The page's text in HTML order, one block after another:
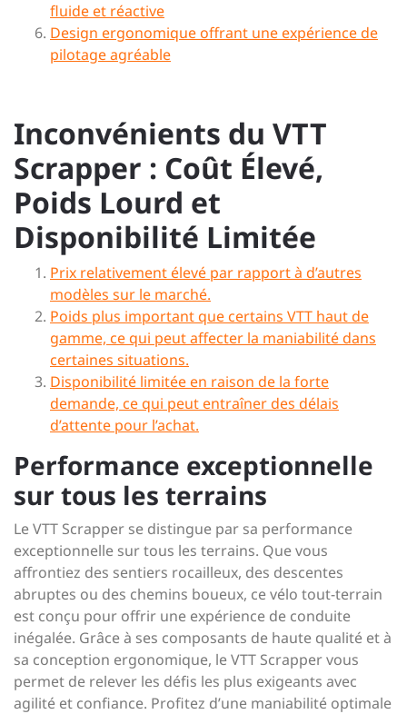
fluide et réactive
Design ergonomique offrant une expérience de
pilotage agréable
Inconvénients du VTT
Scrapper : Coût Élevé,
Poids Lourd et
Disponibilité Limitée
Prix relativement élevé par rapport à d’autres
modèles sur le marché.
Poids plus important que certains VTT haut de
gamme, ce qui peut affecter la maniabilité dans
certaines situations.
Disponibilité limitée en raison de la forte
demande, ce qui peut entraîner des délais
d’attente pour l’achat.
Performance exceptionnelle
sur tous les terrains
Le VTT Scrapper se distingue par sa performance
exceptionnelle sur tous les terrains. Que vous
affrontiez des sentiers rocailleux, des descentes
abruptes ou des chemins boueux, ce vélo tout-terrain
est conçu pour offrir une expérience de conduite
inégalée. Grâce à ses composants de haute qualité et à
sa conception ergonomique, le VTT Scrapper vous
permet de relever les défis les plus exigeants avec
agilité et confiance. Profitez d’une maniabilité optimale